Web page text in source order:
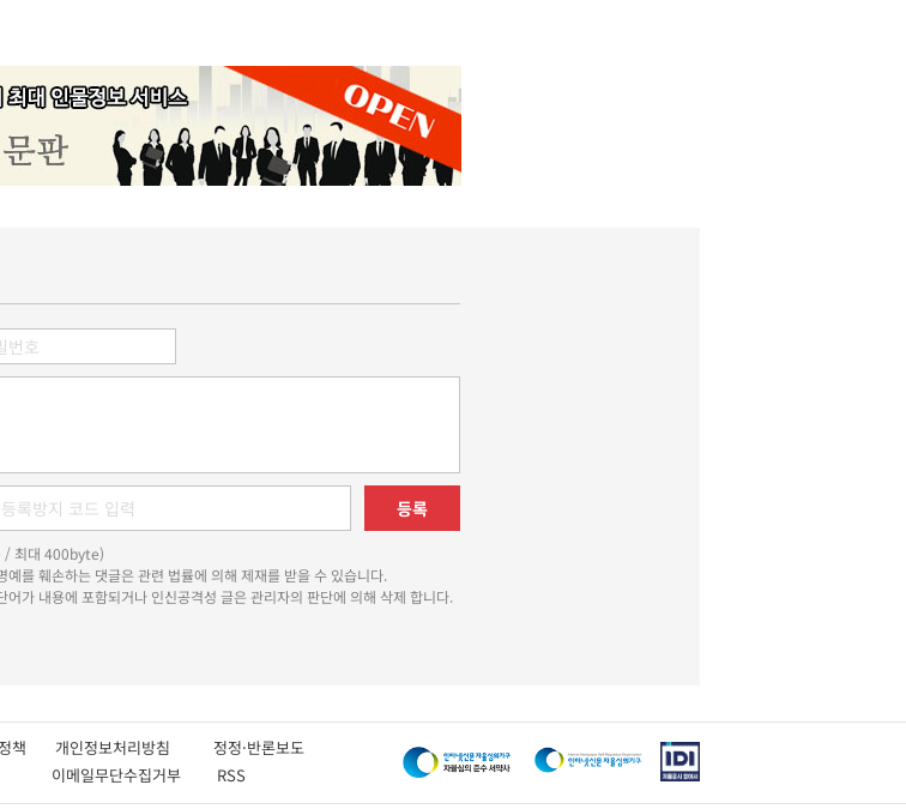
등록
/ 최대 400byte)
를 훼손하는 댓글은 관련 법률에 의해 제재를 받을 수 있습니다.
가 내용에 포함되거나 인신공격성 글은 관리자의 판단에 의해 삭제 합니다.
정책 개인정보처리방침 정정·반론보도
이메일무단수집거부 RSS